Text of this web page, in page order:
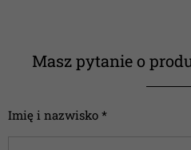
Masz pytanie o
Imię i nazwisko *